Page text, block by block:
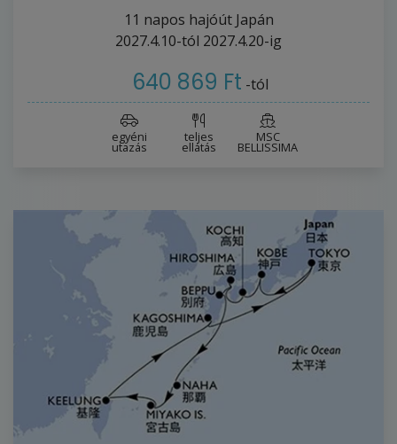
11 napos hajóút Japán
2027.4.10-tól 2027.4.20-ig
640 869 Ft -tól
egyéni
utazás
teljes
ellátás
MSC
BELLISSIMA